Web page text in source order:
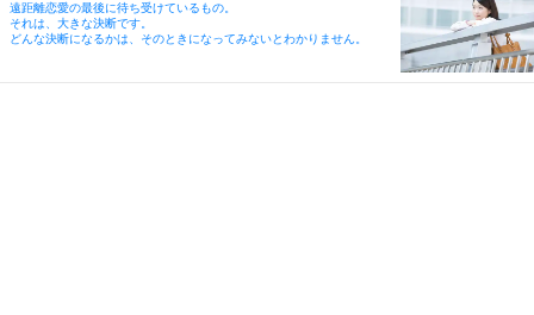
遠距離恋愛の最後に待ち受けているもの。
それは、大きな決断です。
どんな決断になるかは、そのときになってみないとわかりません。